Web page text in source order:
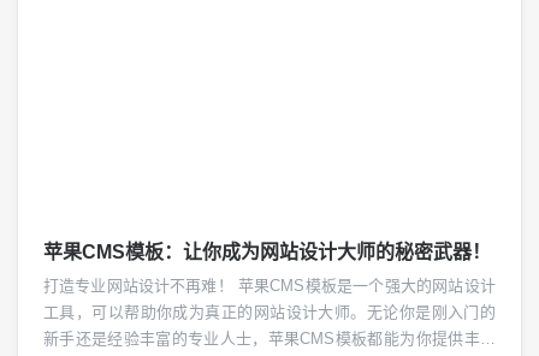
苹果CMS模板：让你成为网站设计大师的秘密武器！
打造专业网站设计不再难！ 苹果CMS模板是一个强大的网站设计
工具，可以帮助你成为真正的网站设计大师。无论你是刚入门的
新手还是经验丰富的专业人士，苹果CMS模板都能为你提供丰富